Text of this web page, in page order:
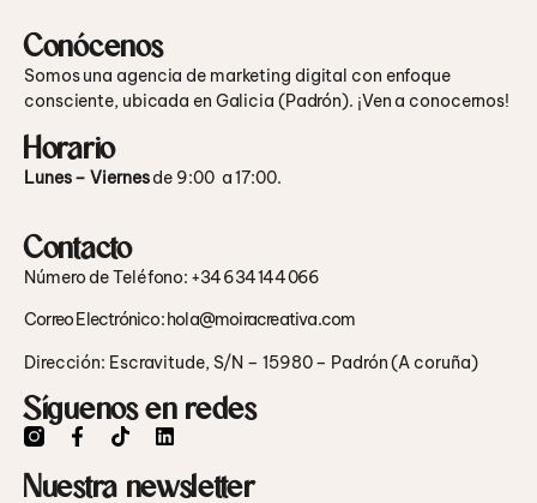
Conócenos
Somos una agencia de marketing digital con enfoque
consciente, ubicada en Galicia (Padrón). ¡Ven a conocernos!
Horario
Lunes – Viernesde 9:00 a 17:00.
Contacto
Número de Teléfono: +34 634 144 066
Correo Electrónico: hola@moiracreativa.com
Dirección: Escravitude, S/N – 15980 – Padrón (A coruña)
Síguenos en redes
Nuestra newsletter